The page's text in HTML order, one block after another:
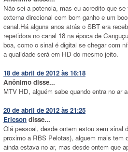
Não sei a potencia, mas eu acredito que
externa direcional com bom ganho e um
canal.Há alguns anos atrás o SBT era
repetidora no canal 18 na época de
boa, como o sinal é digital se chegar com
a qualidade será em HD do mesmo jeito.
18 de abril de 2012 às 16:18
Anônimo disse...
MTV HD, alguém sabe quando entra no ar
20 de abril de 2012 às 21:25
Ericson disse...
Olá pessoal, desde ontem estou sem sinal
proximo a RBS Pelotas), alguem mais tem
ainda estava no ar, mas desde ontem que